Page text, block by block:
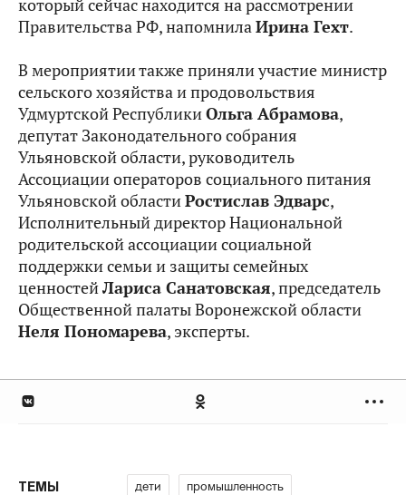
который сейчас находится на рассмотрении
Правительства РФ, напомнилаИрина Гехт.
В мероприятии также приняли участие министр
сельского хозяйства и продовольствия
Удмуртской РеспубликиОльга Абрамова,
депутат Законодательного собрания
Ульяновской области, руководитель
Ассоциации операторов социального питания
Ульяновской областиРостислав Эдварс,
Исполнительный директор Национальной
родительской ассоциации социальной
поддержки семьи и защиты семейных
ценностейЛариса Санатовская, председатель
Общественной палаты Воронежской области
Неля Пономарева, эксперты.
ТЕМЫ дети промышленность